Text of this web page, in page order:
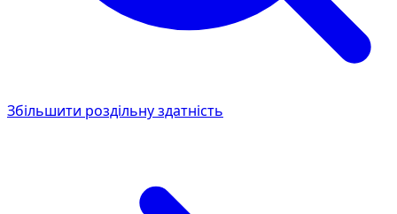
Збільшити роздільну здатність